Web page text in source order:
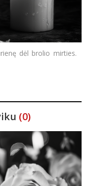
dėl brolio mirties.
(0)